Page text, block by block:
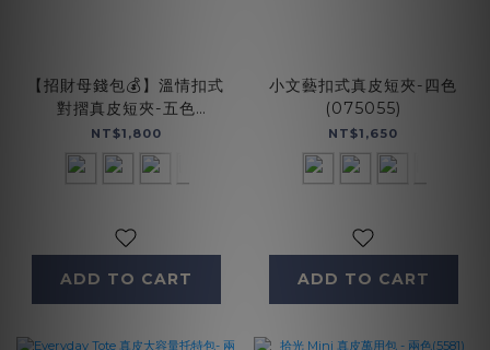
【招財母錢包💰】溫情扣式
對摺真皮短夾-五色
(075270)
NT$1,800
ADD TO CART
小文藝扣式真皮短夾-四色
(075055)
NT$1,650
ADD TO CART